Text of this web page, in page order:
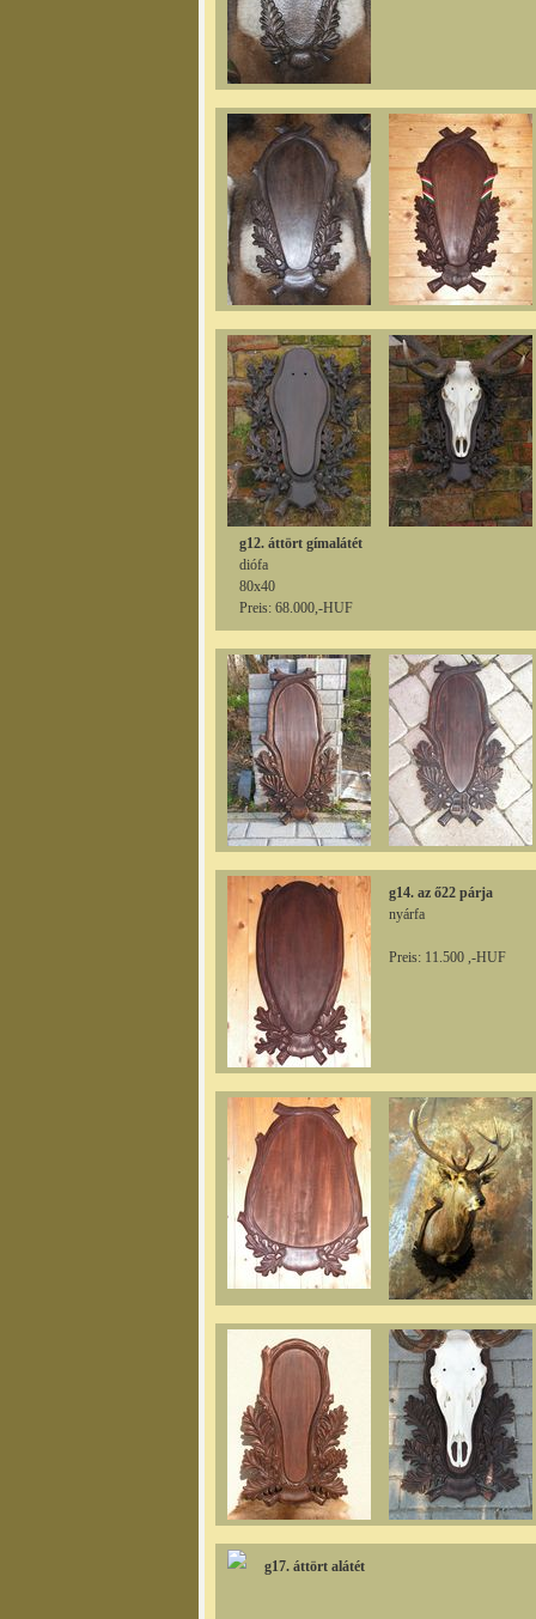
g12. áttört gímalátét
diófa
80x40
Preis: 68.000,-HUF
g14. az ő22 párja
nyárfa
Preis: 11.500 ,-HUF
g17. áttört alátét